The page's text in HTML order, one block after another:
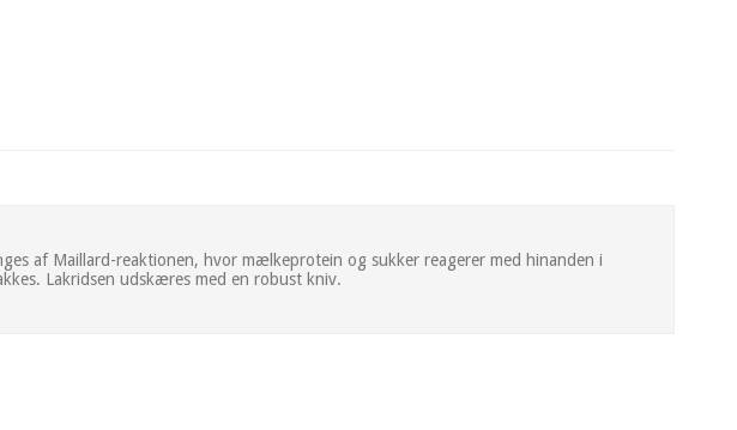
af Maillard-reaktionen, hvor mælkeprotein og sukker reagerer med hinanden i
Lakridsen udskæres med en robust kniv.